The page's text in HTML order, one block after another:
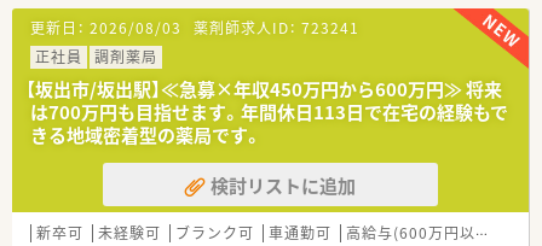
膚科の処方箋をメインに応需している調剤薬局です。
■1日あたりの処方箋受付枚数は60枚から70枚程度で、特定の医
療機関から集中して調剤業務を請け負っています。
■皮膚科の専門的な知識を深く学びたい方に最適な環境であり、
処方箋の扱いを通じてスキルを高めることが可能です。
【法人特徴について】
■坂出市を中心に地域に根差した調剤薬局を5店舗展開してお
り、店舗間での応援体制も非常に充実しています。
■社長自らが日々店舗の現場に立って業務を行っているため、風
通しが良く意見をダイレクトに伝えやすい環境です。
更新日： 2026/08/03 薬剤師求人ID： 723241
正社員
調剤薬局
【坂出市/坂出駅】≪急募×年収450万円から600万円≫ 将来
は700万円も目指せます。年間休日113日で在宅の経験もで
きる地域密着型の薬局です。
検討リストに追加
新卒可 未経験可 ブランク可 車通勤可 高給与(600万円以上)